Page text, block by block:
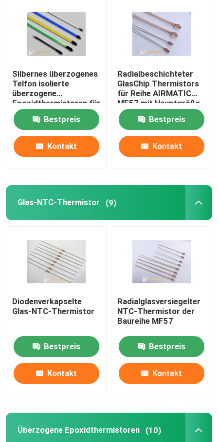
Fabrik-Ausflug
Treten Sie mit uns in Verbindung
Nachrichten
Fälle
NTC-Temperaturfühler
Medizinische Temperaturfühler
Automobiltemperaturfühler
Glas-NTC-Thermistor
Überzogene Epoxidthermistoren
Haushaltsgerät-Sensoren
Nahrungsmitteltemperaturfühler
Wasserdichte Temperaturfühler
Silbernes überzogenes
Telfon isolierte
überzogene
Epoxidthermistoren für
Auto-Seat-Heizungs-
Rückspiegel-und
Lenkrad-Heizung
Bestpreis
Kontakt
Radialbeschichteter
GlasChip Thermistors
für Reihe AIRMATIC
MF57 mit Hauptgröße
1.6mm u. 2.3mm
Bestpreis
Kontakt
Glas-NTC-Thermistor (9)
Diodenverkapselte
Glas-NTC-Thermistor
Bestpreis
Kontakt
Radialglasversiegelter
NTC-Thermistor der
Baureihe MF57
Bestpreis
Kontakt
Überzogene Epoxidthermistoren (10)